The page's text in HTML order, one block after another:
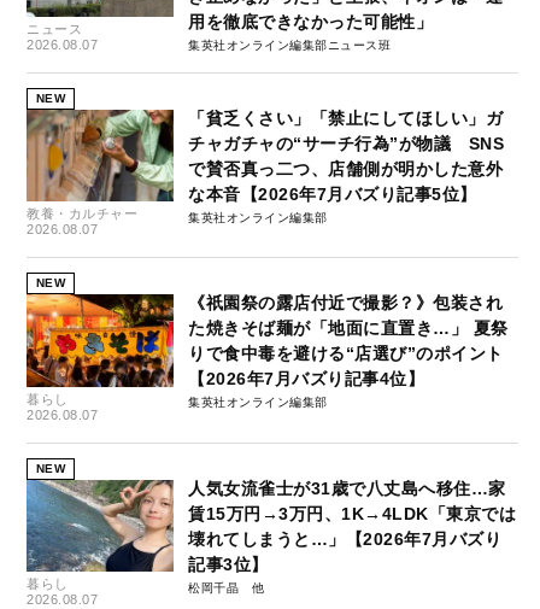
ニュース
2026.08.07
用を徹底できなかった可能性」
集英社オンライン編集部ニュース班
NEW
教養・カルチャー
2026.08.07
「貧乏くさい」「禁止にしてほしい」ガ
チャガチャの“サーチ行為”が物議 SNS
で賛否真っ二つ、店舗側が明かした意外
な本音【2026年7月バズり記事5位】
集英社オンライン編集部
NEW
暮らし
2026.08.07
《祇園祭の露店付近で撮影？》包装され
た焼きそば麺が「地面に直置き…」 夏祭
りで食中毒を避ける“店選び”のポイント
【2026年7月バズり記事4位】
集英社オンライン編集部
NEW
暮らし
2026.08.07
人気女流雀士が31歳で八丈島へ移住…家
賃15万円→3万円、1K→4LDK「東京では
壊れてしまうと…」【2026年7月バズり
記事3位】
松岡千晶